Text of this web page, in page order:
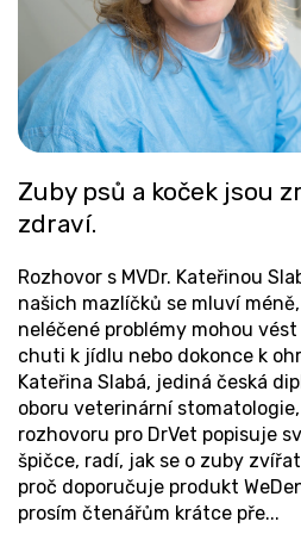
á
n
k
ů
Zuby psů a koček jsou
zdraví.
Rozhovor s MVDr. Kateřinou
našich mazlíčků se mluví
neléčené problémy mohou
chuti k jídlu nebo dokonce k
Kateřina Slabá, jediná česká
oboru veterinární
rozhovoru pro DrVet popisuje
špičce, radí, jak se o zuby
proč doporučuje produkt
prosím čtenářům krátce pře...